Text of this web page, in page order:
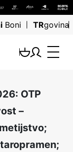
Boni TRgovina
OTP
–